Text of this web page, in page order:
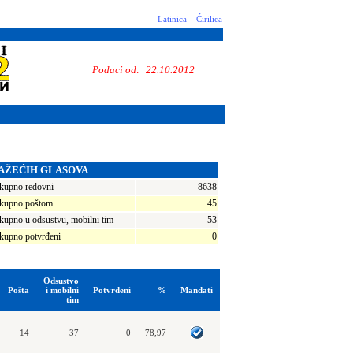
Latinica Ćirilica
Podaci od: 22.10.2012
GLASOVA
redovni
8638
poštom
45
u odsustvu, mobilni tim
53
potvrđeni
0
Pošta
Odsustvo
i mobilni
tim
Potvrđeni % Mandati
14 37 0 78,97